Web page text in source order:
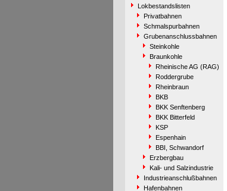
Lokbestandslisten
Privatbahnen
Schmalspurbahnen
Grubenanschlussbahnen
Steinkohle
Braunkohle
Rheinische AG (RAG)
Roddergrube
Rheinbraun
BKB
BKK Senftenberg
BKK Bitterfeld
KSP
Espenhain
BBI, Schwandorf
Erzbergbau
Kali- und Salzindustrie
Industrieanschlußbahnen
Hafenbahnen